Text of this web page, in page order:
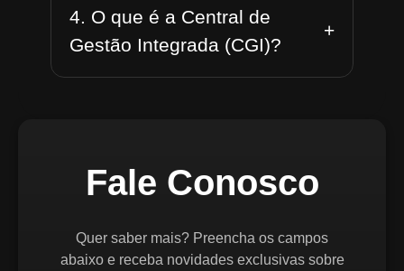
4. O que é a Central de
Gestão Integrada (CGI)?
+
Fale Conosco
Quer saber mais? Preencha os campos
abaixo e receba novidades exclusivas sobre